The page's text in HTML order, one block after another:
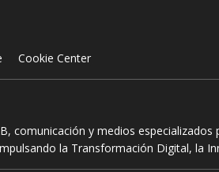
Cookie Center
comunicación y medios
la Transformación Digital, la